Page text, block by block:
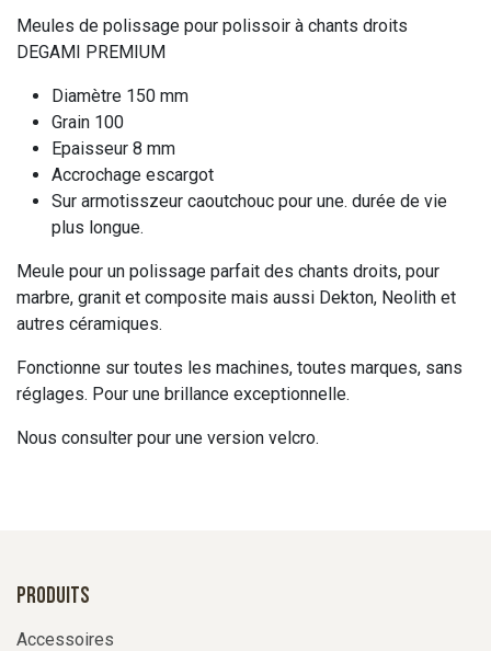
Meules de polissage pour polissoir à chants droits
DEGAMI PREMIUM
Diamètre 150 mm
Grain 100
Epaisseur 8 mm
Accrochage escargot
Sur armotisszeur caoutchouc pour une. durée de vie
plus longue.
Meule pour un polissage parfait des chants droits, pour
marbre, granit et composite mais aussi Dekton, Neolith et
autres céramiques.
Fonctionne sur toutes les machines, toutes marques, sans
réglages. Pour une brillance exceptionnelle.
Nous consulter pour une version velcro.
Produits
Accessoires